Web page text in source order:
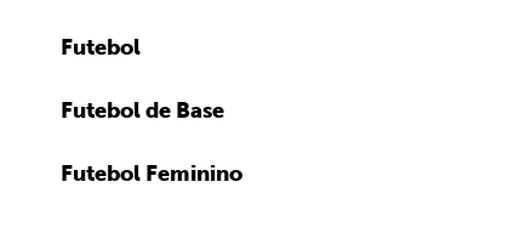
Futebol
Futebol de Base
Futebol Feminino